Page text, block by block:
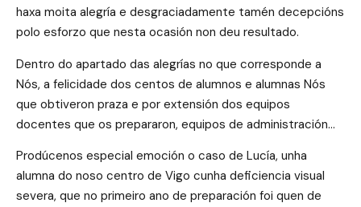
haxa moita alegría e desgraciadamente tamén decepcións
polo esforzo que nesta ocasión non deu resultado.
Dentro do apartado das alegrías no que corresponde a
Nós, a felicidade dos centos de alumnos e alumnas Nós
que obtiveron praza e por extensión dos equipos
docentes que os prepararon, equipos de administración…
Prodúcenos especial emoción o caso de Lucía, unha
alumna do noso centro de Vigo cunha deficiencia visual
severa, que no primeiro ano de preparación foi quen de